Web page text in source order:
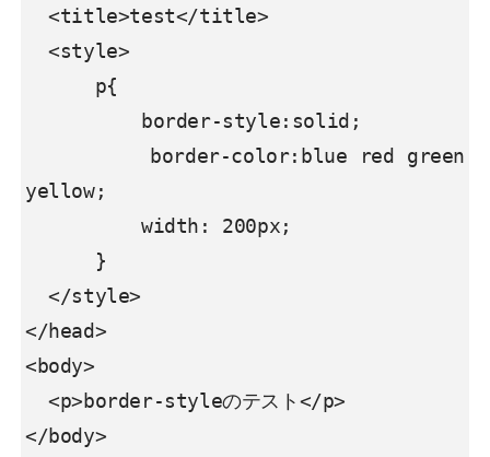
  <title>test</title>
  <style>
yellow;
          width: 200px;
  </style>
</head>
<body>
  <p>border-styleのテスト</p>
</body>